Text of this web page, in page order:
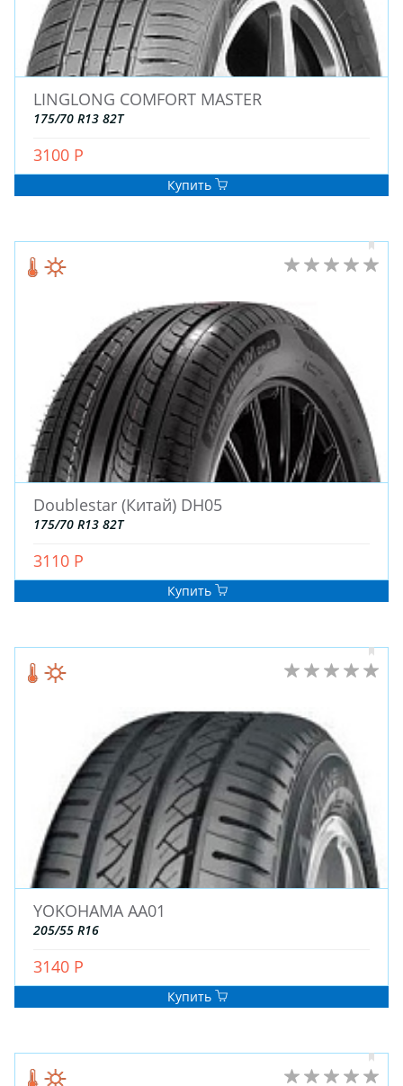
LINGLONG COMFORT MASTER
175/70 R13 82T
3100 Р
Купить
Doublestar (Китай) DH05
175/70 R13 82T
3110 Р
Купить
YOKOHAMA AA01
205/55 R16
3140 Р
Купить